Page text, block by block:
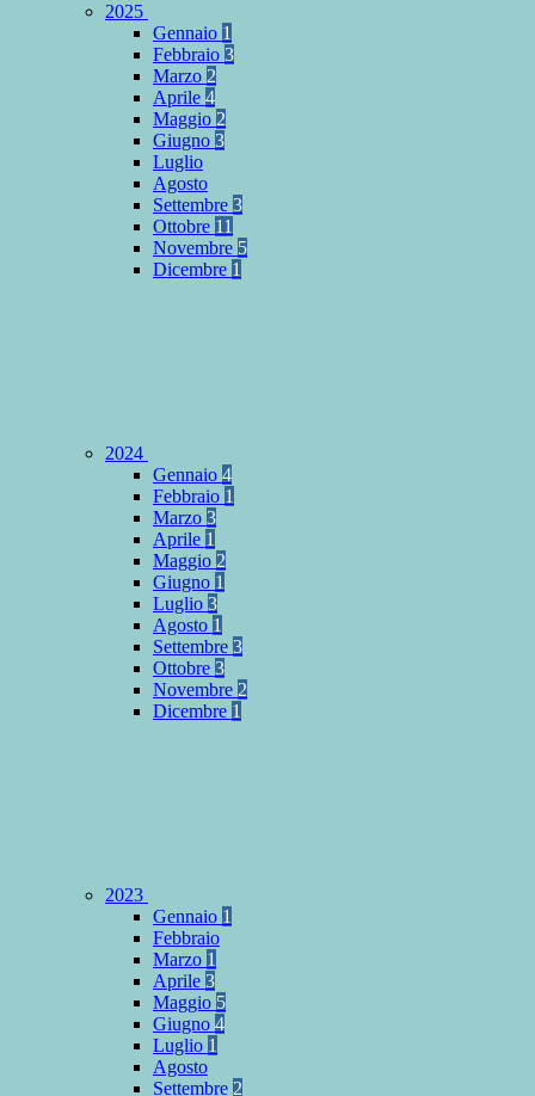
2025
Gennaio 1
Febbraio 3
Marzo 2
Aprile 4
Maggio 2
Giugno 3
Luglio
Agosto
Settembre 3
Ottobre 11
Novembre 5
Dicembre 1
2024
Gennaio 4
Febbraio 1
Marzo 3
Aprile 1
Maggio 2
Giugno 1
Luglio 3
Agosto 1
Settembre 3
Ottobre 3
Novembre 2
Dicembre 1
2023
Gennaio 1
Febbraio
Marzo 1
Aprile 3
Maggio 5
Giugno 4
Luglio 1
Agosto
Settembre 2